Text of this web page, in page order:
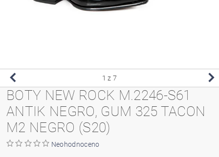
1 z 7
BOTY NEW ROCK M.2246-S61
ANTIK NEGRO, GUM 325 TACON
M2 NEGRO (S20)
Neohodnoceno